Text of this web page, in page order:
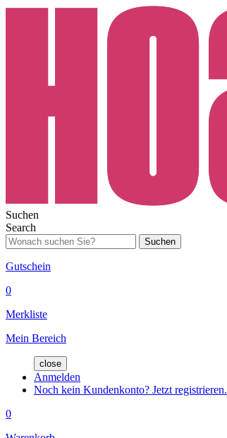
Suchen
Search
Suchen
Gutschein
0
Merkliste
Mein Bereich
close
Anmelden
Noch kein Kundenkonto? Jetzt registrieren.
0